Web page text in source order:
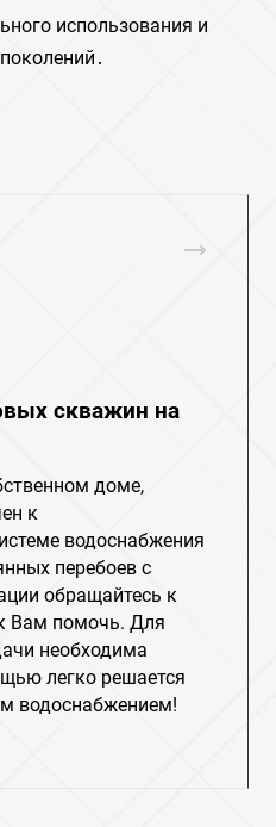
использования и
скважин на
доме,
к
водоснабжения
перебоев с
обращайтесь к
Вам помочь. Для
необходима
легко решается
водоснабжением!